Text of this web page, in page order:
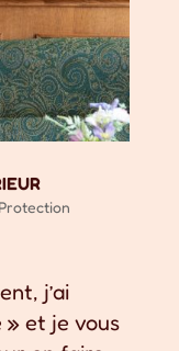
Protection
j’ai
» et je vous